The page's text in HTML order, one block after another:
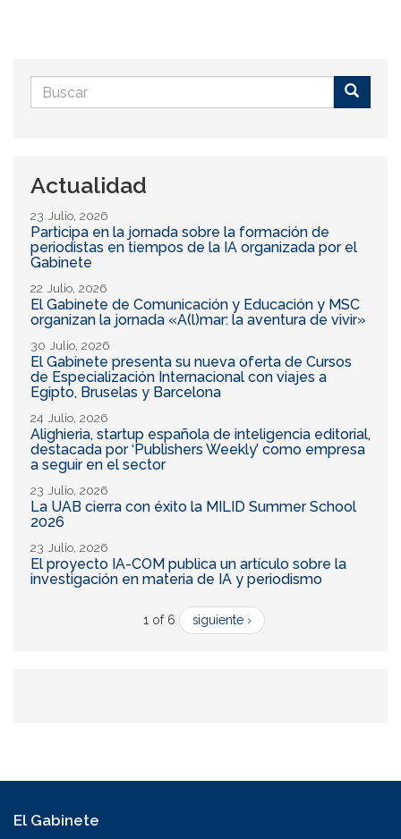
Formulario
de
Actualidad
23 Julio, 2026
Participa en la jornada sobre la formación de
periodistas en tiempos de la IA organizada por el
Gabinete
22 Julio, 2026
El Gabinete de Comunicación y Educación y MSC
organizan la jornada «A(l)mar: la aventura de vivir»
30 Julio, 2026
El Gabinete presenta su nueva oferta de Cursos
de Especialización Internacional con viajes a
Egipto, Bruselas y Barcelona
24 Julio, 2026
Alighieria, startup española de inteligencia editorial,
destacada por ‘Publishers Weekly’ como empresa
a seguir en el sector
23 Julio, 2026
La UAB cierra con éxito la MILID Summer School
2026
23 Julio, 2026
El proyecto IA-COM publica un artículo sobre la
investigación en materia de IA y periodismo
1 of 6 siguiente ›
El Gabinete